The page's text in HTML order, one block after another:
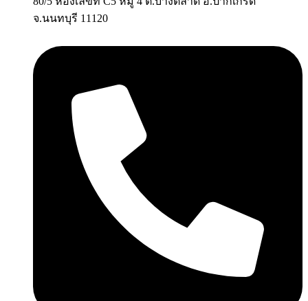
จ.นนทบุรี 11120